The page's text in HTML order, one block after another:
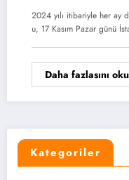
2024 yılı itibariyle her ay
u, 17 Kasım Pazar günü
Daha fazlasını oku
Kategoriler